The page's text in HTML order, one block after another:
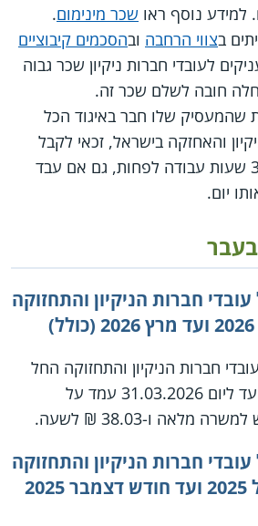
למידע נוסף ראו שכר מינימום.
בצווי הרחבה ובהסכמים קיבוציים
לעובדי חברות ניקיון שכר גבוה
חובה לשלם שכר זה.
שהמעסיק שלו חבר באיגוד הכל
והאחזקה בישראל, זכאי לקבל
שכר יומי בשווי של 3 שעות עבודה לפחות, גם אם עבד
חברות הניקיון והתחזוקה
חברות הניקיון והתחזוקה החל
מיום 01.01.2026 ועד ליום 31.03.2026 עמד על
חברות הניקיון והתחזוקה
החל מחודש אפריל 2025 ועד חודש דצמבר 2025